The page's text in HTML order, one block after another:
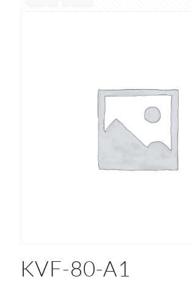
KVF-80-A1